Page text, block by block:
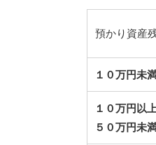
預かり資産
１０万円未
１０万円以上
５０万円未